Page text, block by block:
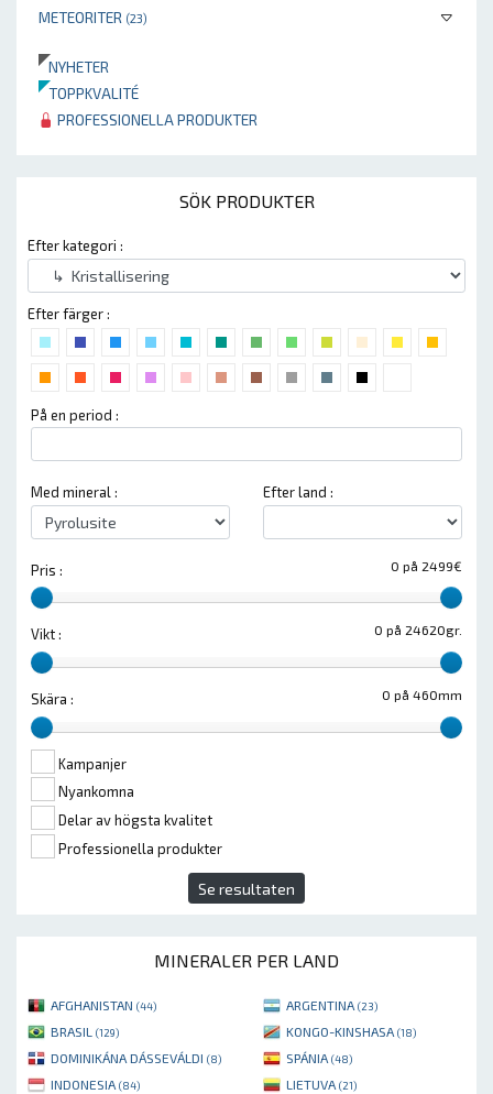
METEORITER (23)
NYHETER
TOPPKVALITÉ
PROFESSIONELLA PRODUKTER
SÖK PRODUKTER
Efter kategori :
Efter färger :
På en period :
Med mineral : Efter land :
0 på 2499€
Pris :
0 på 24620gr.
Vikt :
0 på 460mm
Skära :
Kampanjer
Nyankomna
Delar av högsta kvalitet
Professionella produkter
Se resultaten
MINERALER PER LAND
AFGHANISTAN (44) ARGENTINA (23)
BRASIL (129) KONGO-KINSHASA (18)
DOMINIKÁNA DÁSSEVÁLDI (8) SPÁNIA (48)
INDONESIA (84) LIETUVA (21)